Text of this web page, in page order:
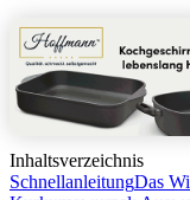
Inhaltsverzeichnis
SchnellanleitungDas